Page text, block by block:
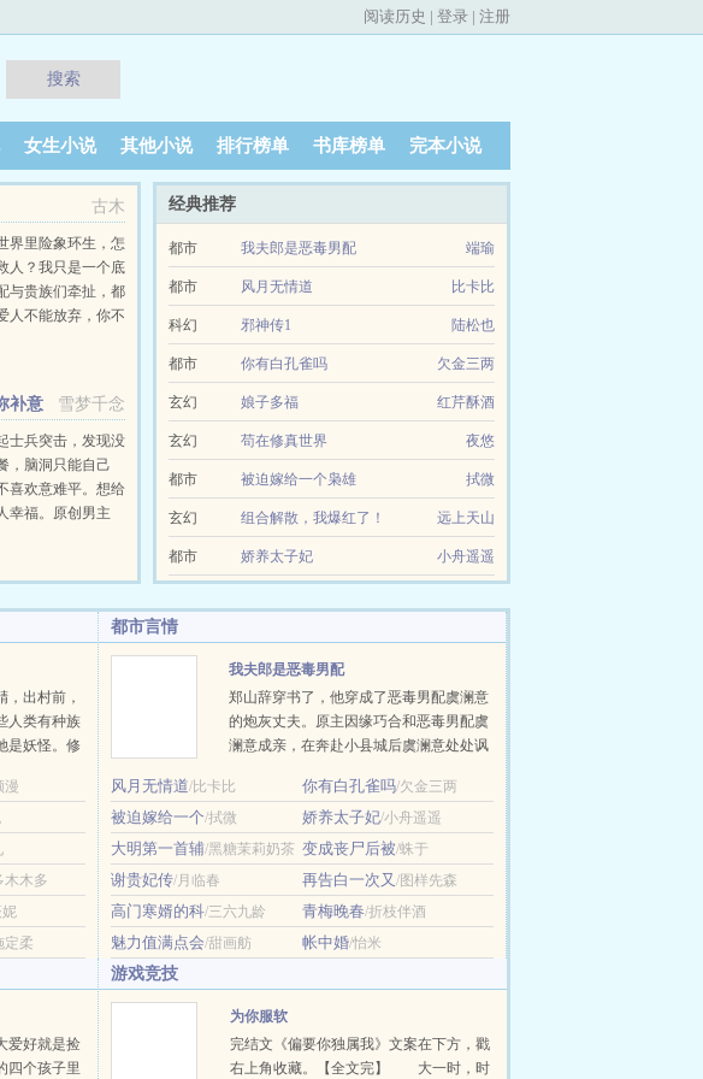
阅读历史 | 登录 | 注册
搜索
女生小说 其他小说 排行榜单 书库榜单 完本小说
古木
界里险象环生，怎
人？我只是一个底
与贵族们牵扯，都
人不能放弃，你不
雪梦千念
补意
士兵突击，发现没
，脑洞只能自己
喜欢意难平。想给
幸福。原创男主
经典推荐
都市 我夫郎是恶毒男配 端瑜
都市 风月无情道 比卡比
科幻 邪神传1 陆松也
都市 你有白孔雀吗 欠金三两
玄幻 娘子多福 红芹酥酒
玄幻 苟在修真世界 夜悠
都市 被迫嫁给一个枭雄 拭微
玄幻 组合解散，我爆红了！ 远上天山
都市 娇养太子妃 小舟遥遥
，出村前，
人类有种族
是妖怪。修
拜的宗
面也毫无
门传承两
深沉，目
于11月20
新文古言
~ …
漫
木木多
妮
定柔
都市言情
我夫郎是恶毒男配
郑山辞穿书了，他穿成了恶毒男配虞澜意
的炮灰丈夫。原主因缘巧合和恶毒男配虞
澜意成亲，在奔赴小县城后虞澜意处处讽
知己把虞澜意杀了。 现在他在宴会上被人
抓住和虞澜意同处一室，在大庭广众之下
私会，虞澜意本想让男主和自己关在一起
结果关错人了，现在他用袖子遮挡着脸，
对着郑山辞怒目而视。 面对众人的指责，
郑山辞咬牙：“我娶。” 郑山辞嘴里发苦，
这人完全就是一个作精，侯府娇养…
风月无情道/比卡比 你有白孔雀吗/欠金三两
被迫嫁给一个/拭微 娇养太子妃/小舟遥遥
大明第一首辅/黑糖茉莉奶茶 变成丧尸后被/蛛于
谢贵妃传/月临春 再告白一次又/图样先森
高门寒婿的科/三六九龄 青梅晚春/折枝伴酒
魅力值满点会/甜画舫 帐中婚/怡米
爱好就是捡
四个孩子里
游戏竞技
为你服软
完结文《偏要你独属我》文案在下方，戳
右上角收藏。【全文完】 大一时，时